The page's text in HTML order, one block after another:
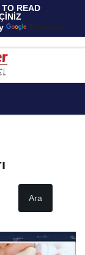
READ
Translate